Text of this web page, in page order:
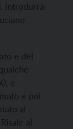
. Introdurrà
e del
e
e poi
al
al